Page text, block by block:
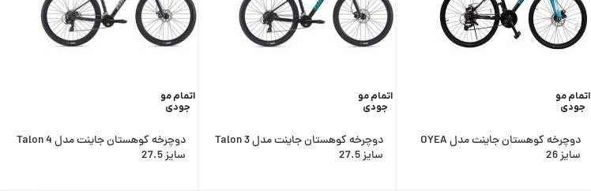
اتمام مو
جودی
دوچرخه کوهستان جاینت مدل OYEA
سایز 26
اتمام مو
جودی
دوچرخه کوهستان جاینت مدل Talon 3
سایز 27.5
اتمام مو
جودی
دوچرخه کوهستان جاینت مدل Talon 4
سایز 27.5